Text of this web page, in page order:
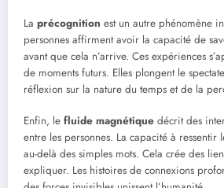
La précognition est un autre phénomène
personnes affirment avoir la capacité de
avant que cela n’arrive. Ces expériences
de moments futurs. Elles plongent le
réflexion sur la nature du temps et de la
Enfin, le fluide magnétique décrit des
entre les personnes. La capacité à ressentir
au-delà des simples mots. Cela crée des
expliquer. Les histoires de connexions